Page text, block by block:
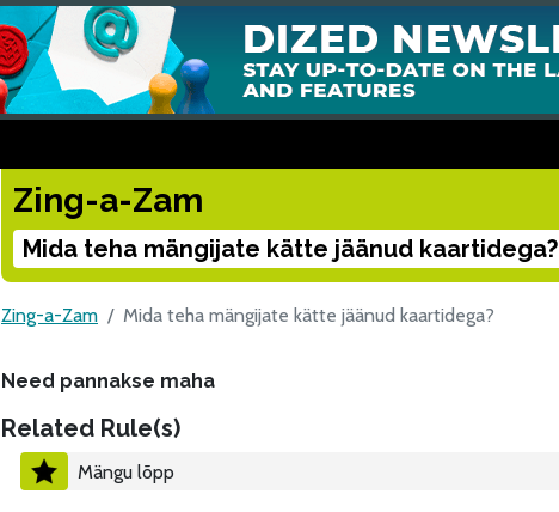
Zing-a-Zam
Mida teha mängijate kätte jäänud kaartidega?
Zing-a-Zam Mida teha mängijate kätte jäänud kaartidega?
Need pannakse maha
Related Rule(s)
Mängu lõpp